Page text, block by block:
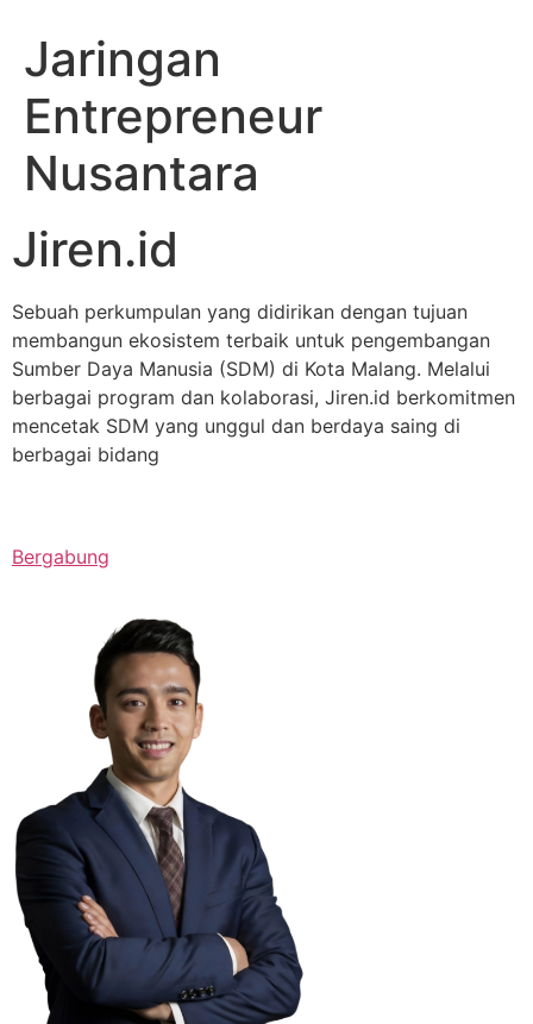
Jaringan
Entrepreneur
Nusantara
Jiren.id
Sebuah perkumpulan yang didirikan dengan tujuan
membangun ekosistem terbaik untuk pengembangan
Sumber Daya Manusia (SDM) di Kota Malang. Melalui
berbagai program dan kolaborasi, Jiren.id berkomitmen
mencetak SDM yang unggul dan berdaya saing di
berbagai bidang
Bergabung